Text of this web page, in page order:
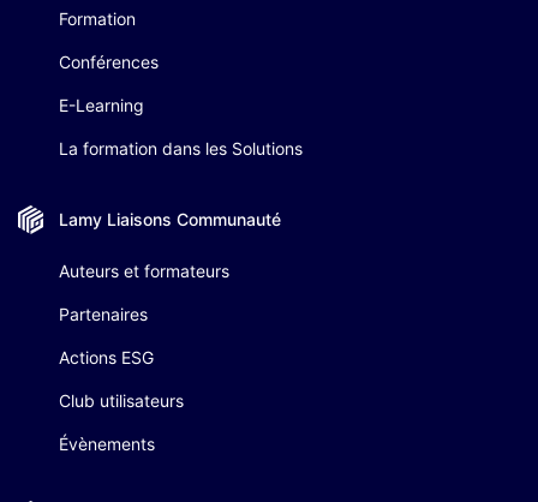
Formation
Conférences
E-Learning
La formation dans les Solutions
Lamy Liaisons Communauté
Auteurs et formateurs
Partenaires
Actions ESG
Club utilisateurs
Évènements